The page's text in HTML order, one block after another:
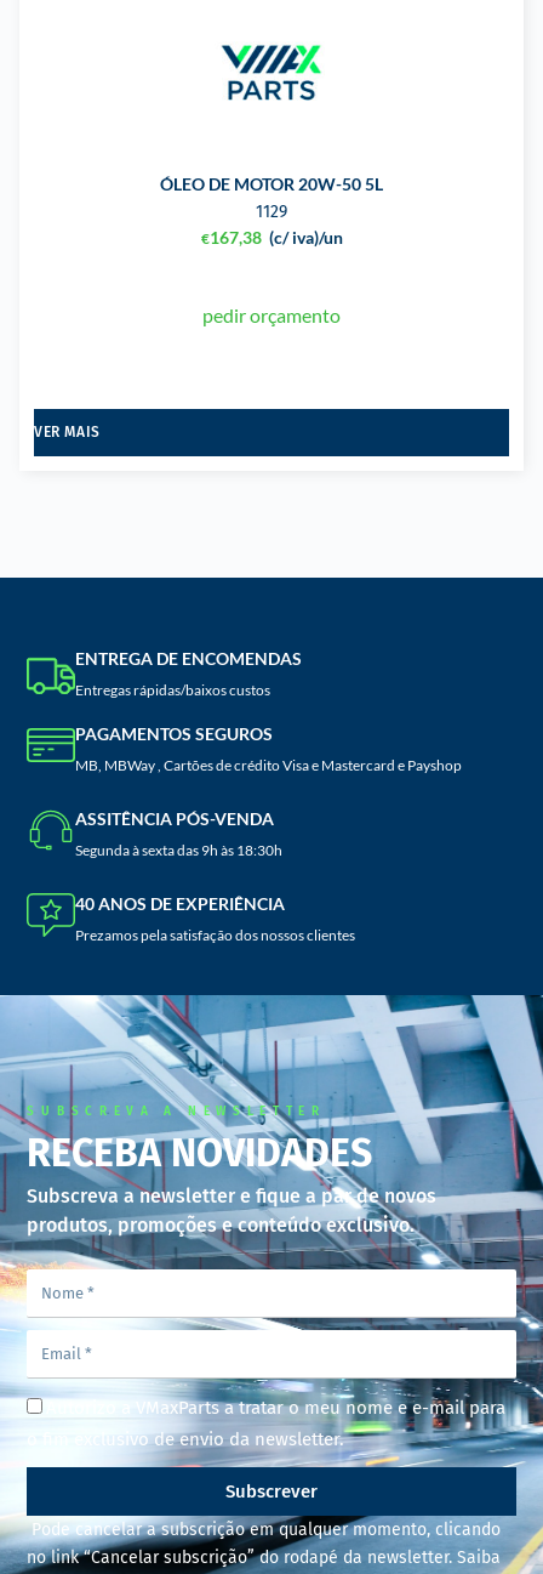
ÓLEO DE MOTOR 20W-50 5L
1129
€167,38 (c/ iva)/un
pedir orçamento
VER MAIS
ENTREGA DE ENCOMENDAS
Entregas rápidas/baixos custos
PAGAMENTOS SEGUROS
MB, MBWay , Cartões de crédito Visa e Mastercard e Payshop
ASSITÊNCIA PÓS-VENDA
Segunda à sexta das 9h às 18:30h
40 ANOS DE EXPERIÊNCIA
Prezamos pela satisfação dos nossos clientes
SUBSCREVA A NEWSLETTER
RECEBA NOVIDADES
Subscreva a newsletter e fique a par de novos
produtos, promoções e conteúdo exclusivo.
Autorizo a VMaxParts a tratar o meu nome e e-mail para
o fim exclusivo de envio da newsletter.
Subscrever
Pode cancelar a subscrição em qualquer momento, clicando
no link “Cancelar subscrição” do rodapé da newsletter. Saiba